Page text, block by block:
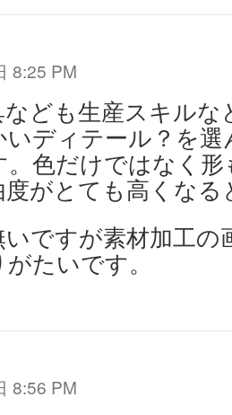
8:25 PM
なども生産スキル
いディテール？を
。色だけではなく
度がとても高くなる
いですが素材加工の
たいです。
8:56 PM